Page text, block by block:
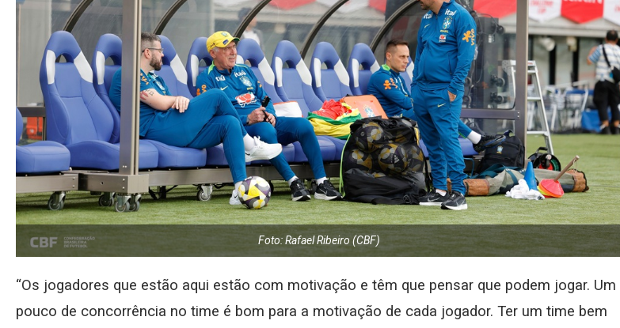
Foto: Rafael Ribeiro (CBF)
“Os jogadores que estão aqui estão com motivação e têm que pensar que podem jogar. Um
pouco de concorrência no time é bom para a motivação de cada jogador. Ter um time bem